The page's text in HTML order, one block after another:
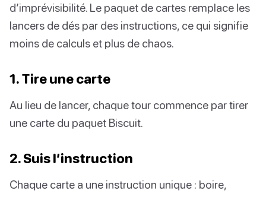
d’imprévisibilité. Le paquet de cartes remplace les
lancers de dés par des instructions, ce qui signifie
moins de calculs et plus de chaos.
1. Tire une carte
Au lieu de lancer, chaque tour commence par tirer
une carte du paquet Biscuit.
2. Suis l’instruction
Chaque carte a une instruction unique : boire,